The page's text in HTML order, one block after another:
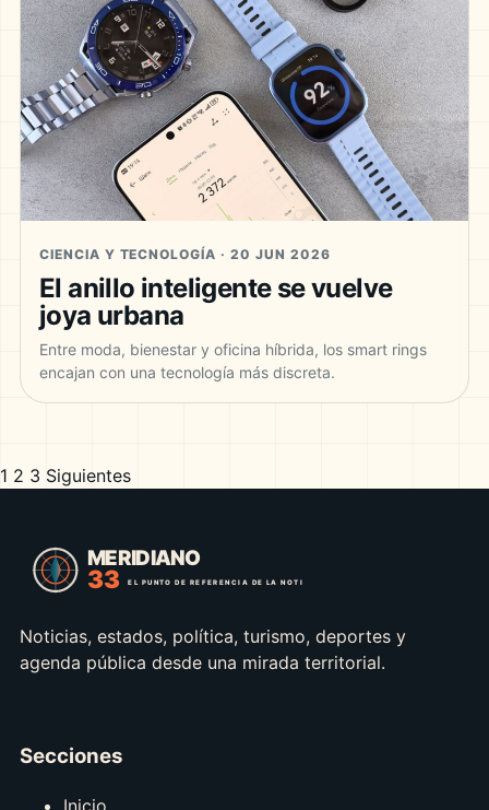
CIENCIA Y TECNOLOGÍA · 20 JUN 2026
El anillo inteligente se vuelve
joya urbana
Entre moda, bienestar y oficina híbrida, los smart rings
encajan con una tecnología más discreta.
Paginación
entradas
1 2 3 Siguientes
Noticias, estados, política, turismo, deportes y
agenda pública desde una mirada territorial.
Secciones
Inicio